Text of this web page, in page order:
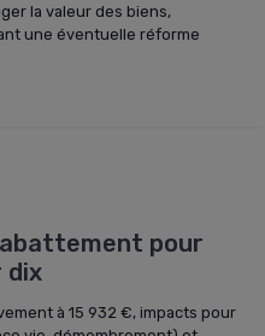
la valeur des biens,
une éventuelle réforme
pour
dix
à 15 932 €, impacts pour